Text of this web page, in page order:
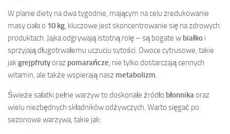
W planie diety na dwa tygodnie, mającym na celu zredukowanie
masy ciała o 10 kg , kluczowe jest skoncentrowanie się na zdrowych
produktach. Jajka odgrywają istotną rolę – są bogate w białko i
sprzyjają długotrwałemu uczuciu sytości. Owoce cytrusowe, takie
jakgrejpfrutyoraz pomarańcze , nie tylko dostarczają cennych
witamin, ale także wspierają nasz metabolizm
Świeże sałatki pełne warzyw to doskonałe źródło błonnika oraz
wielu niezbędnych składników odżywczych. Warto sięgać po
sezonowe warzywa, takie jak: